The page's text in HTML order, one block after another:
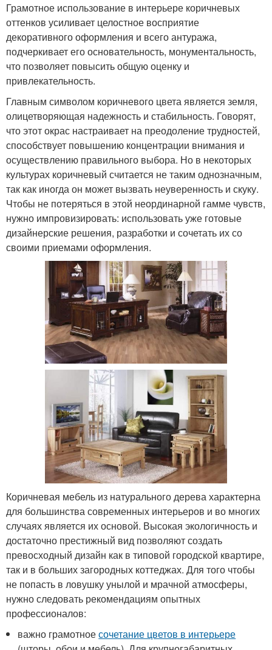
Грамотное использование в интерьере коричневых
оттенков усиливает целостное восприятие
декоративного оформления и всего антуража,
подчеркивает его основательность, монументальность,
что позволяет повысить общую оценку и
привлекательность.
Главным символом коричневого цвета является земля,
олицетворяющая надежность и стабильность. Говорят,
что этот окрас настраивает на преодоление трудностей,
способствует повышению концентрации внимания и
осуществлению правильного выбора. Но в некоторых
культурах коричневый считается не таким однозначным,
так как иногда он может вызвать неуверенность и скуку.
Чтобы не потеряться в этой неординарной гамме чувств,
нужно импровизировать: использовать уже готовые
дизайнерские решения, разработки и сочетать их со
своими приемами оформления.
Коричневая мебель из натурального дерева характерна
для большинства современных интерьеров и во многих
случаях является их основой. Высокая экологичность и
достаточно престижный вид позволяют создать
превосходный дизайн как в типовой городской квартире,
так и в больших загородных коттеджах. Для того чтобы
не попасть в ловушку унылой и мрачной атмосферы,
нужно следовать рекомендациям опытных
профессионалов:
важно грамотноесочетание цветов в интерьере